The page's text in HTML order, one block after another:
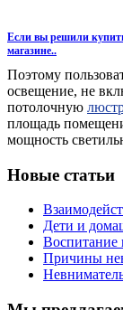
Если вы решили
магазине..
Поэтому
освещение, не
потолочную
площадь
мощность
Новые статьи
Дети и
Воспитание
Причины